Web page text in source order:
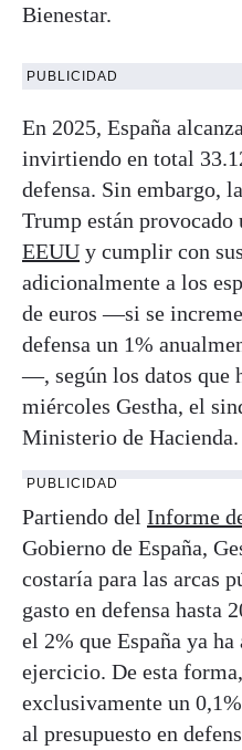
Bienestar.
PUBLICIDAD
En 2025, España
invirtiendo en total
defensa. Sin embargo,
Trump están provocado
EEUU y cumplir con
adicionalmente a los
de euros —si se
defensa un 1%
—, según los datos que
miércoles Gestha, el
Ministerio de Hacienda.
PUBLICIDAD
Partiendo del Informe
Gobierno de España,
costaría para las arcas
gasto en defensa hasta
el 2% que España ya
ejercicio. De esta
exclusivamente un
al presupuesto en